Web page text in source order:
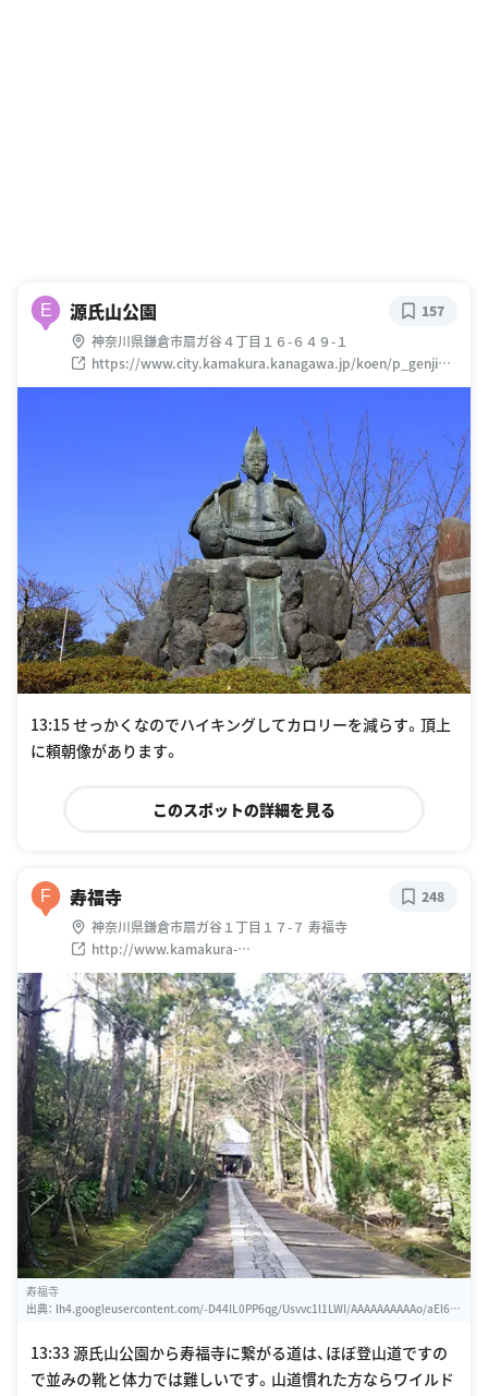
E 源氏山公園
神奈川県鎌倉市扇ガ谷４丁目１６-６４９-１
https://www.city.kamakura.kanagawa.jp/koen/p_genjiya
ma.html
157
13:15 せっかくなのでハイキングしてカロリーを減らす。頂上
に頼朝像があります。
このスポットの詳細を見る
F 寿福寺
神奈川県鎌倉市扇ガ谷１丁目１７-７ 寿福寺
http://www.kamakura-
burabura.com/meisyokamakurajyufukuji.htm
248
寿福寺
出典： lh4.googleusercontent.com/-D44IL0PP6qg/Usvvc1l1LWI/AAAAAAAAAAo/aEl6a
13:33 源氏山公園から寿福寺に繋がる道は、ほぼ登山道ですの
で並みの靴と体力では難しいです。山道慣れた方ならワイルド